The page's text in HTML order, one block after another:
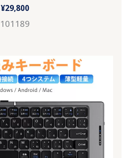
¥29,800
101189